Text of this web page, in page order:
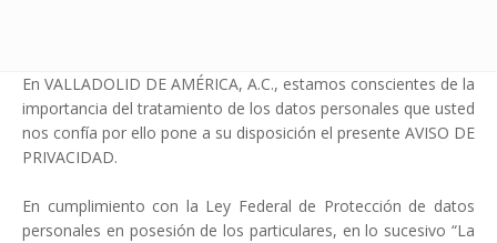
En VALLADOLID DE AMÉRICA, A.C., estamos conscientes de la
importancia del tratamiento de los datos personales que usted
nos confía por ello pone a su disposición el presente AVISO DE
PRIVACIDAD.
En cumplimiento con la Ley Federal de Protección de datos
personales en posesión de los particulares, en lo sucesivo “La